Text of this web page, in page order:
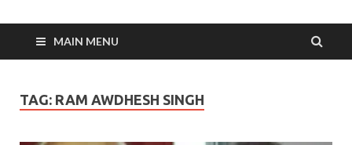
MAIN MENU
TAG: RAM AWDHESH SINGH